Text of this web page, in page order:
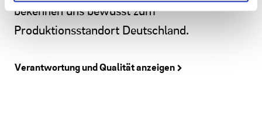
bekennen uns bewusst zum
Produktionsstandort Deutschland.
Verantwortung und Qualität anzeigen